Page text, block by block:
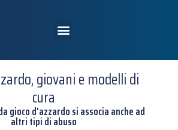
giovani e modelli di
cura
gioco d'azzardo si associa anche ad
altri tipi di abuso